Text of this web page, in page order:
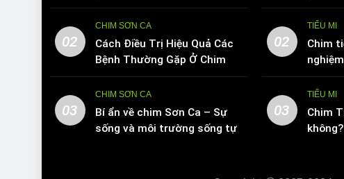
02
CHIM SƠN CA
Cách Điều Trị Hiệu Quả Các
Bệnh Thường Gặp Ở Chim
Sơn Ca
03
CHIM SƠN CA
Bí ẩn về chim Sơn Ca – Sự
sống và môi trường sống tự
02
TIỂU MI
Chim
biết
03
TIỂU MI
Chim